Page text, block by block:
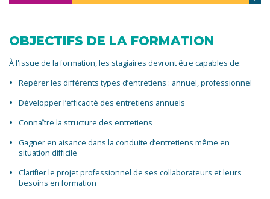
OBJECTIFS DE LA FORMATION
À l'issue de la formation, les stagiaires devront être capables de:
Repérer les différents types d’entretiens : annuel, professionnel
Développer l’efficacité des entretiens annuels
Connaître la structure des entretiens
Gagner en aisance dans la conduite d’entretiens même en
situation difficile
Clarifier le projet professionnel de ses collaborateurs et leurs
besoins en formation